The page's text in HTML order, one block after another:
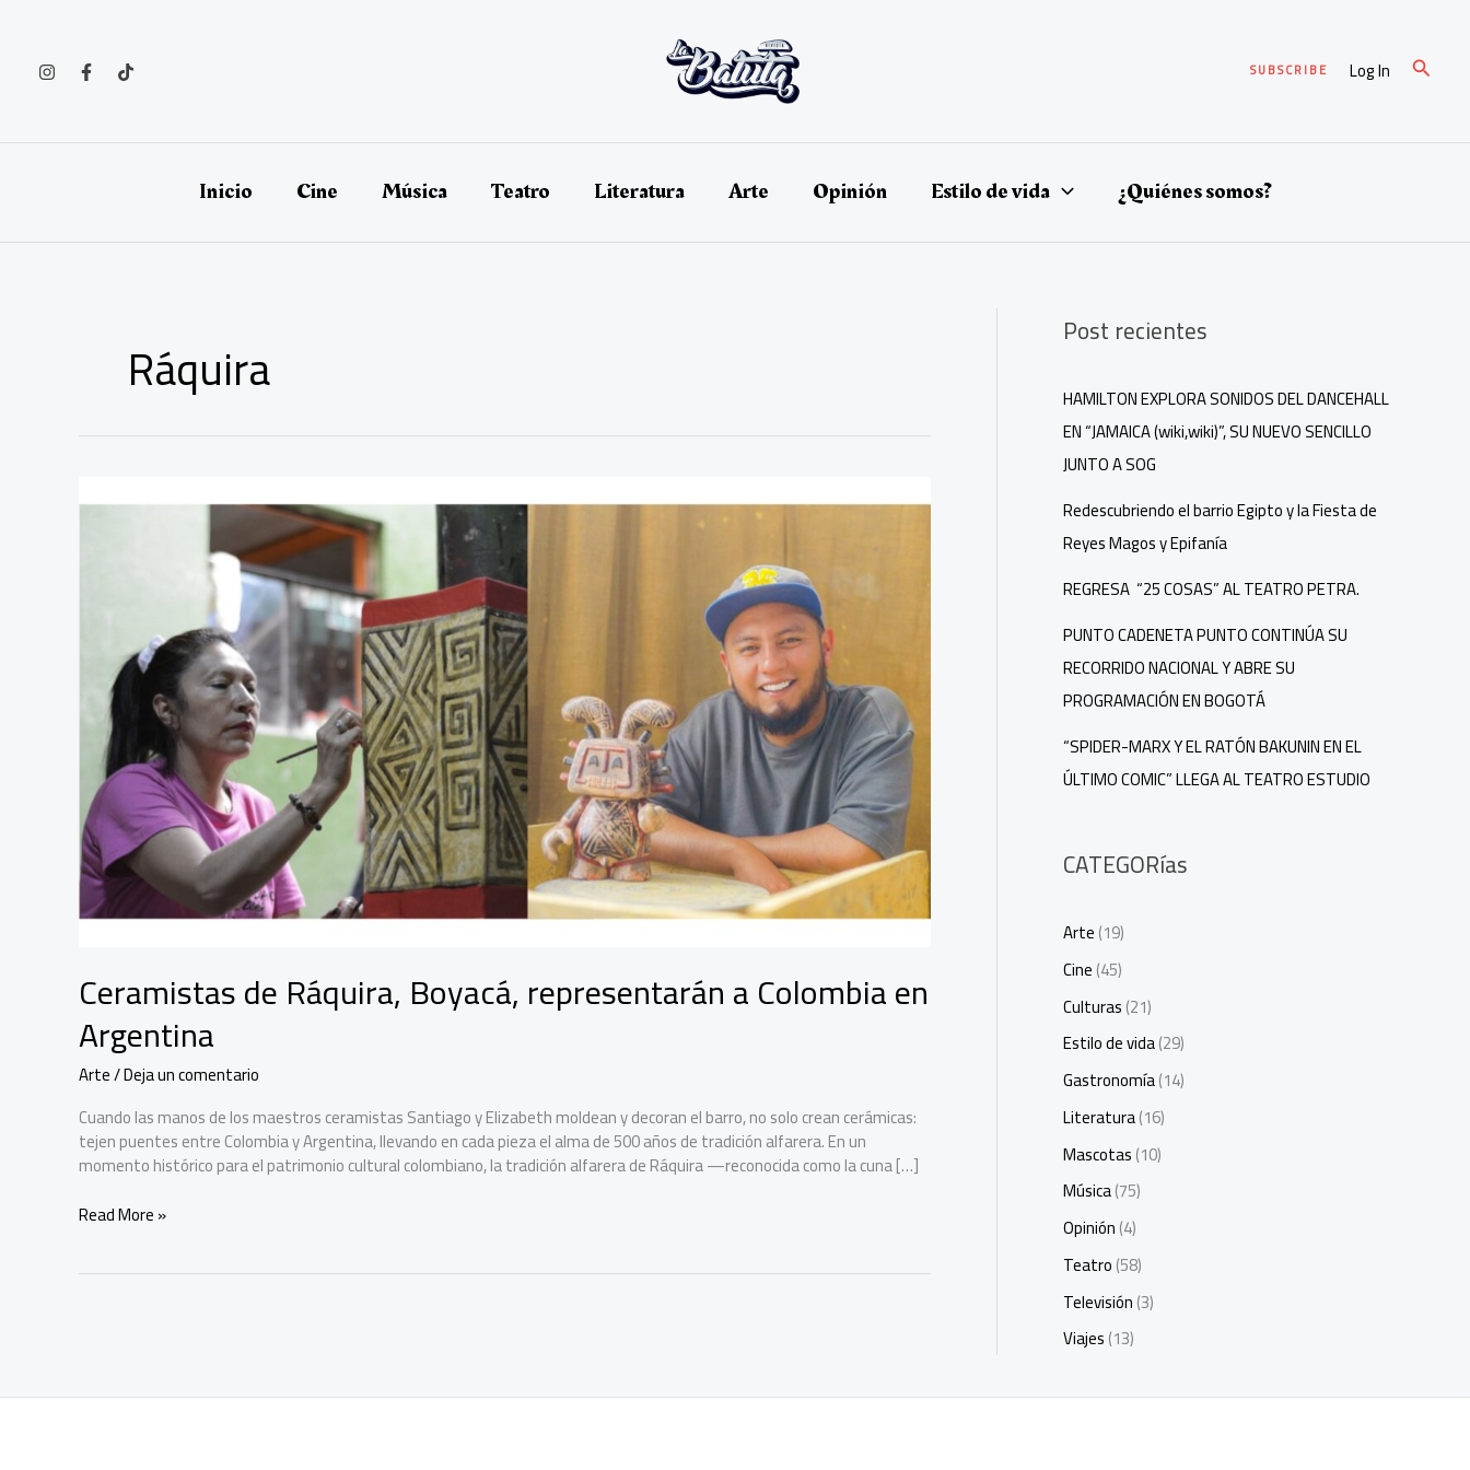
contenido SUBSCRIBE Log In Buscar
Inicio Cine Música Teatro Literatura Arte Opinión Estilo de vida ¿Quiénes somos?
Ráquira
Ceramistas de Ráquira, Boyacá, representarán a Colombia en
Argentina
Arte/Deja un comentario
Cuando las manos de los maestros ceramistas Santiago y Elizabeth moldean y decoran el barro, no solo crean cerámicas:
tejen puentes entre Colombia y Argentina, llevando en cada pieza el alma de 500 años de tradición alfarera. En un
momento histórico para el patrimonio cultural colombiano, la tradición alfarera de Ráquira —reconocida como la cuna […]
Ceramistas
Argentina
Read More »
Post recientes
HAMILTON EXPLORA SONIDOS DEL DANCEHALL
EN “JAMAICA (wiki,wiki)”, SU NUEVO SENCILLO
JUNTO A SOG
Redescubriendo el barrio Egipto y la Fiesta de
Reyes Magos y Epifanía
REGRESA “25 COSAS” AL TEATRO PETRA.
PUNTO CADENETA PUNTO CONTINÚA SU
RECORRIDO NACIONAL Y ABRE SU
PROGRAMACIÓN EN BOGOTÁ
“SPIDER-MARX Y EL RATÓN BAKUNIN EN EL
ÚLTIMO COMIC” LLEGA AL TEATRO ESTUDIO
CATEGORías
Arte(19)
Cine(45)
Culturas(21)
Estilo de vida(29)
Gastronomía(14)
Literatura(16)
Mascotas(10)
Música(75)
Opinión(4)
Teatro(58)
Televisión(3)
Viajes(13)